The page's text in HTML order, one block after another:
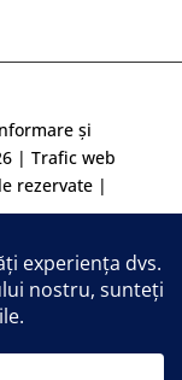
și
| Trafic web
rezervate |